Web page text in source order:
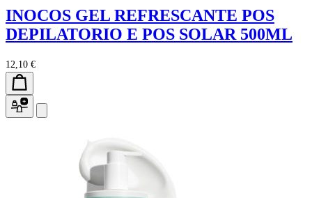
INOCOS GEL REFRESCANTE POS
DEPILATORIO E POS SOLAR 500ML
12,10 €